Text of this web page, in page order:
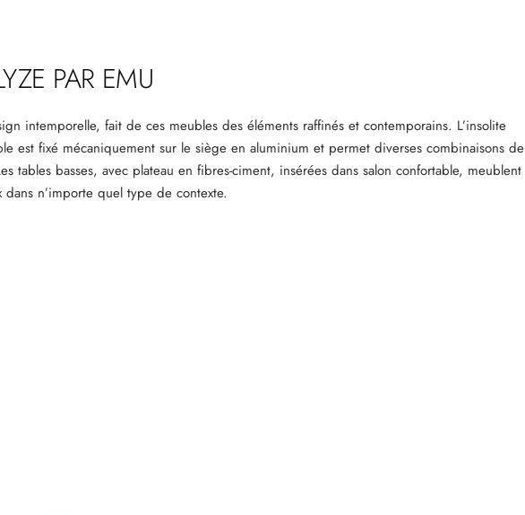
PAR EMU
intemporelle, fait de ces meubles des éléments raffinés et contemporains. L’insolite
est fixé mécaniquement sur le siège en aluminium et permet diverses combinaisons de
tables basses, avec plateau en fibres-ciment, insérées dans salon confortable, meublent
n’importe quel type de contexte.